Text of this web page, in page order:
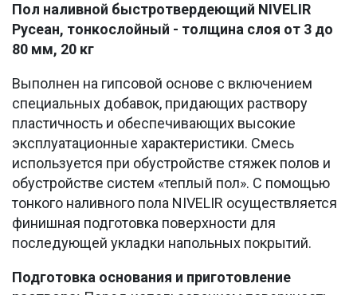
Пол наливной быстротвердеющий NIVELIR
Русеан, тонкослойный - толщина слоя от 3 до
80 мм, 20 кг
Выполнен на гипсовой основе с включением
специальных добавок, придающих раствору
пластичность и обеспечивающих высокие
эксплуатационные характеристики. Смесь
используется при обустройстве стяжек полов и
обустройстве систем «теплый пол». С помощью
тонкого наливного пола NIVELIR осуществляется
финишная подготовка поверхности для
последующей укладки напольных покрытий.
Подготовка основания и приготовление